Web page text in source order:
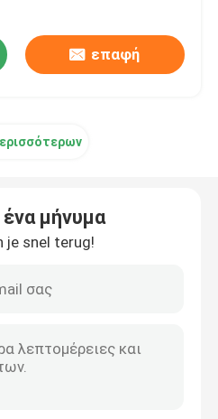
επαφή
μήνυμα
je snel terug!